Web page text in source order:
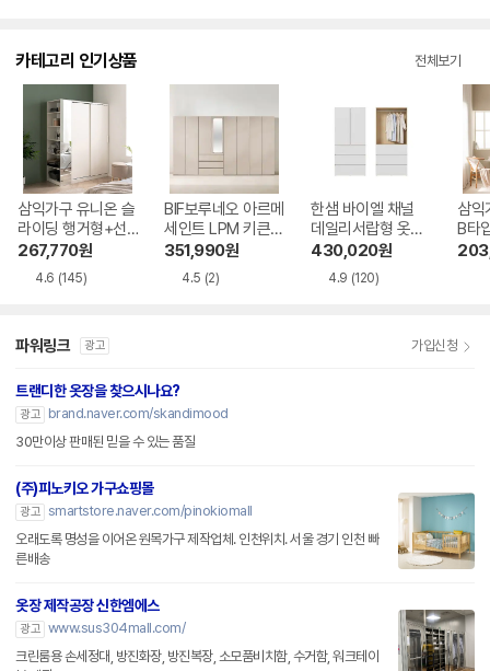
카테고리 인기상품 전체보기
삼익가구 유니온 슬
라이딩 행거형+선
반형 A세트 옷장 15
267,770원
4.6 (145)
BIF보루네오 아르메
세인트 LPM 키큰장
터치 옷장세트 320
351,990원
4.5 (2)
한샘 바이엘 채널
데일리서랍형 옷장
1000
430,020원
4.9 (120)
삼익
B타
파워링크 광고 가입신청
트랜디한 옷장을 찾으시나요?
광고
brand.naver.com/skandimood
30만이상 판매된 믿을 수 있는 품질
(주)피노키오 가구쇼핑몰
광고 smartstore.naver.com/pinokiomall
오래도록 명성을 이어온 원목가구 제작업체. 인천위치. 서울 경기 인천 빠
른배송
옷장 제작공장 신한엠에스
광고 www.sus304mall.com/
크린룸용 손세정대, 방진화장, 방진복장, 소모품비치함, 수거함, 워크테이